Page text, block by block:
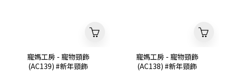
寵媽工房 - 寵物頸飾
(AC139) #新年頸飾
寵媽工房 - 寵物頸飾
(AC138) #新年頸飾